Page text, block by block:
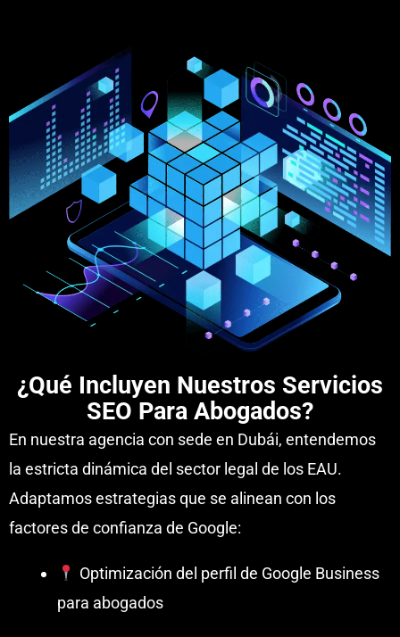
¿Qué Incluyen Nuestros Servicios
SEO Para Abogados?
En nuestra agencia con sede en Dubái, entendemos
la estricta dinámica del sector legal de los EAU.
Adaptamos estrategias que se alinean con los
factores de confianza de Google:
Optimización del perfil de Google Business
para abogados